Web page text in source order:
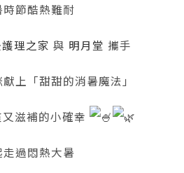
時節酷熱難耐
理之家 與 明月堂 攜手
上「甜甜的消暑魔法」
滋補的小確幸
走過悶熱大暑